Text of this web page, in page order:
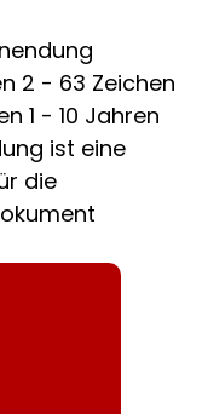
2 - 63 Zeichen
1 - 10 Jahren
ist eine
die